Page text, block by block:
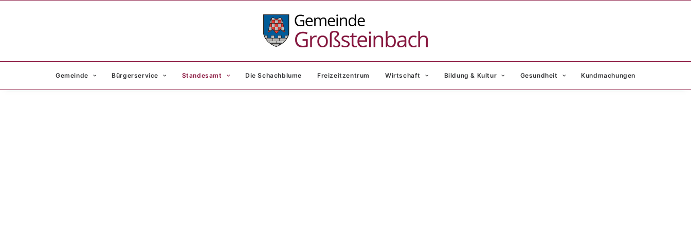
Gemeinde Bürgerservice Standesamt Die Schachblume Freizeitzentrum Wirtschaft Bildung & Kultur Gesundheit Kundmachungen